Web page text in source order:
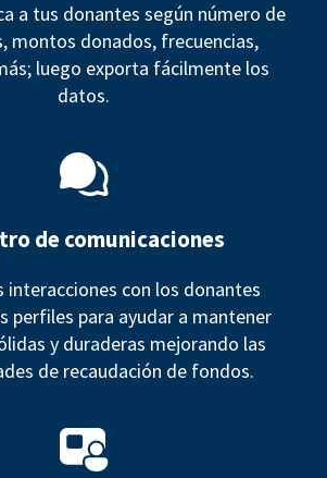
a tus donantes según número de
montos donados, frecuencias,
luego exporta fácilmente los
datos.
de comunicaciones
interacciones con los donantes
perfiles para ayudar a mantener
y duraderas mejorando las
de recaudación de fondos.